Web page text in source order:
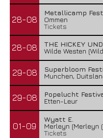
28-08
Metallicamp
Ommen
Tickets
28-08
THE HICKEY
Wilde Westen
29-08
Superbloom
Munchen,
29-08
Popelucht
Etten-Leur
01-09
Wyatt E.
Merleyn (Merleyn
Tickets